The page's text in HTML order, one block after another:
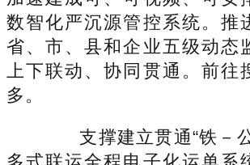
数智化严沉源管控系统。推
省、市、县和企业五级动态
上下联动、协同贯通。前往
多。
支撑建立贯通“铁－公